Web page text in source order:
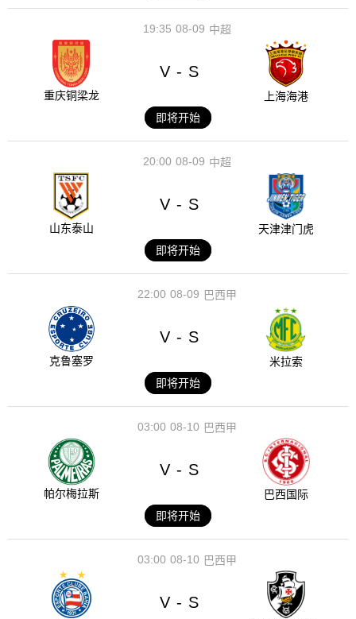
08-09
19:35 中超
重庆铜梁龙
V - S
上海海港
即将开始
08-09
20:00 中超
山东泰山
V - S
天津津门虎
即将开始
08-09
22:00 巴西甲
克鲁塞罗
V - S
米拉索
即将开始
08-10
03:00 巴西甲
帕尔梅拉斯
V - S
巴西国际
即将开始
08-10
03:00 巴西甲
V - S